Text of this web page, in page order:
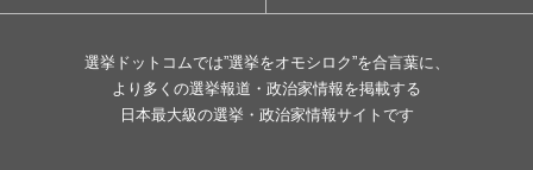
選挙ドットコムでは”選挙をオモシロク”を合言葉に、
より多くの選挙報道・政治家情報を掲載する
日本最大級の選挙・政治家情報サイトです